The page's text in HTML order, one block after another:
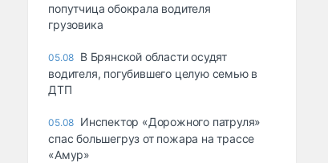
попутчица обокрала водителя
грузовика
05.08 В Брянской области осудят
водителя, погубившего целую семью в
ДТП
05.08 Инспектор «Дорожного патруля»
спас большегруз от пожара на трассе
«Амур»